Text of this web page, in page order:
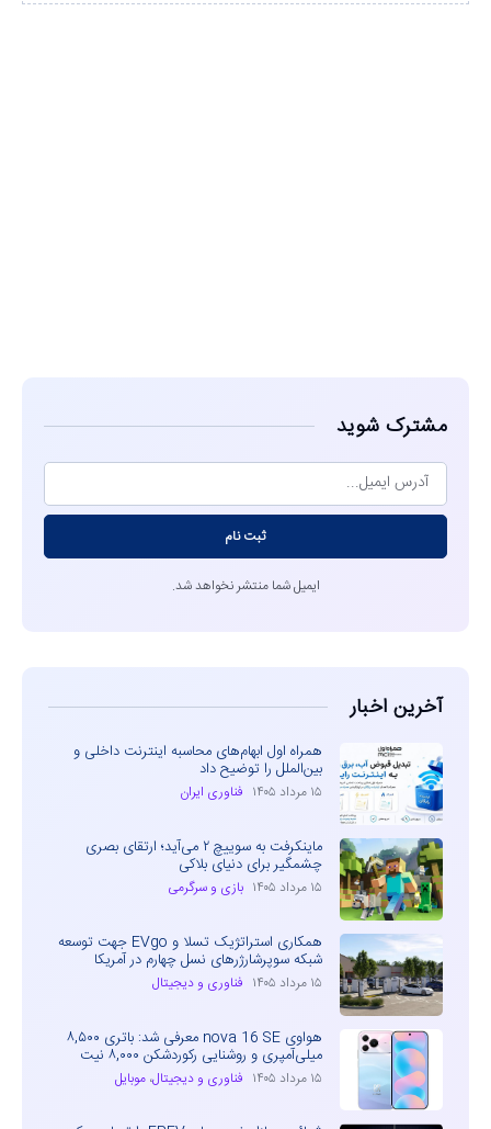
مشترک شوید
ثبت نام
ایمیل شما منتشر نخواهد شد.
آخرین اخبار
همراه اول ابهام‌های محاسبه اینترنت داخلی و
بین‌الملل را توضیح داد
۱۵ مرداد ۱۴۰۵ فناوری ایران
ماینکرفت به سوییچ ۲ می‌آید؛ ارتقای بصری
چشمگیر برای دنیای بلاکی
۱۵ مرداد ۱۴۰۵ بازی و سرگرمی
همکاری استراتژیک تسلا و EVgo جهت توسعه
شبکه سوپرشارژرهای نسل چهارم در آمریکا
۱۵ مرداد ۱۴۰۵ فناوری و دیجیتال
هواوی nova 16 SE معرفی شد: باتری ۸,۵۰۰
میلی‌آمپری و روشنایی رکوردشکن ۸,۰۰۰ نیت
۱۵ مرداد ۱۴۰۵ فناوری و دیجیتال، موبایل